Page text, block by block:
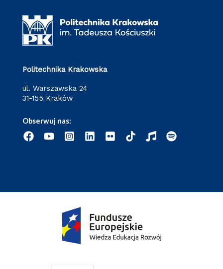
Politechnika Krakowska
ul. Warszawska 24
31-155 Kraków
Obserwuj nas: